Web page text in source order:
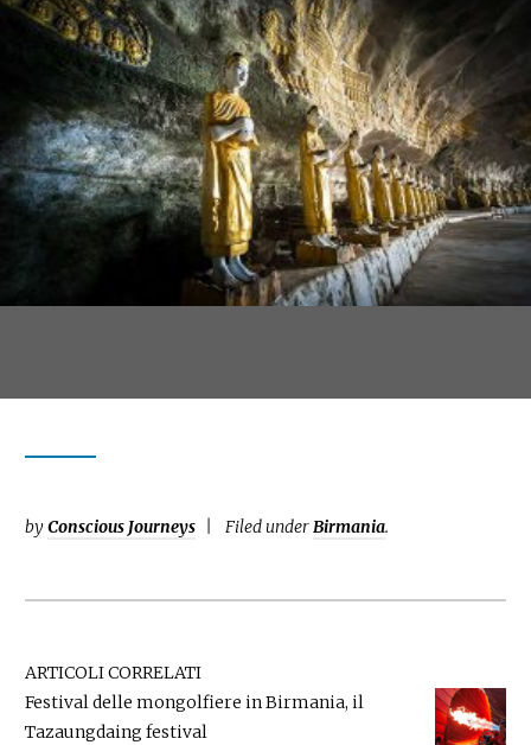
byConscious Journeys Filed underBirmania.
ARTICOLI CORRELATI
Festival delle mongolfiere in Birmania, il
Tazaungdaing festival